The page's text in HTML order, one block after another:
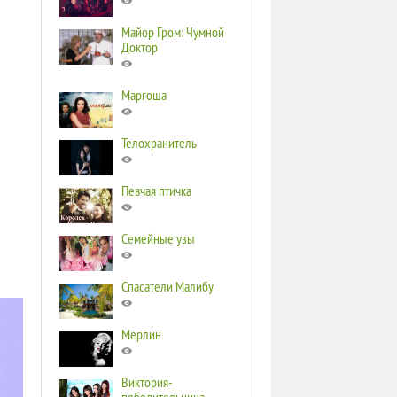
Майор Гром: Чумной
Доктор
Маргоша
Телохранитель
Певчая птичка
Семейные узы
Спасатели Малибу
Мерлин
Виктория-